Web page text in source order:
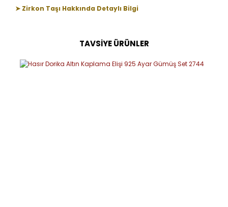
➤ Zirkon Taşı Hakkında Detaylı Bilgi
TAVSİYE ÜRÜNLER